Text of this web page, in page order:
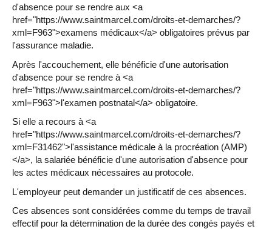
d'absence pour se rendre aux <a
href="https://www.saintmarcel.com/droits-et-demarches/?
xml=F963">examens médicaux</a> obligatoires prévus par
l'assurance maladie.
Après l'accouchement, elle bénéficie d'une autorisation
d'absence pour se rendre à <a
href="https://www.saintmarcel.com/droits-et-demarches/?
xml=F963">l'examen postnatal</a> obligatoire.
Si elle a recours à <a
href="https://www.saintmarcel.com/droits-et-demarches/?
xml=F31462">l'assistance médicale à la procréation (AMP)
</a>, la salariée bénéficie d'une autorisation d'absence pour
les actes médicaux nécessaires au protocole.
L'employeur peut demander un justificatif de ces absences.
Ces absences sont considérées comme du temps de travail
effectif pour la détermination de la durée des congés payés et